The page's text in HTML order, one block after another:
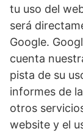
tu uso del
será
Google.
cuenta
pista de su
informes de
otros
website y el